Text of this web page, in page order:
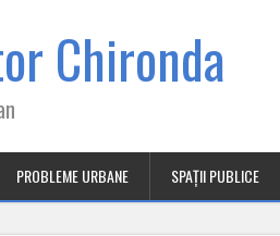
Chironda
PROBLEME URBANE SPAȚII PUBLICE